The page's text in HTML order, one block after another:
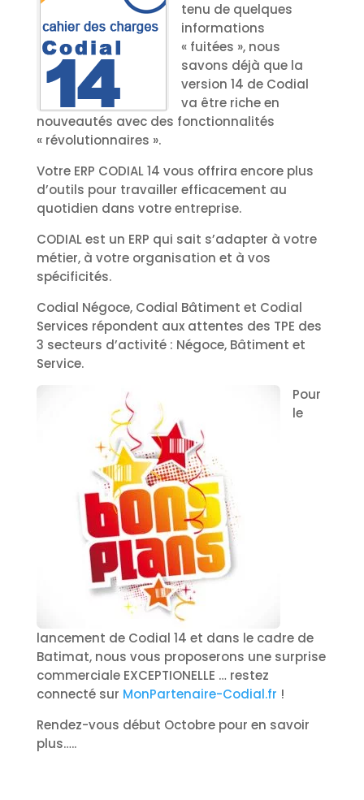
tenu de quelques
informations
« fuitées », nous
savons déjà que la
version 14 de Codial
va être riche en
nouveautés avec des fonctionnalités
« révolutionnaires ».
Votre ERP CODIAL 14 vous offrira encore plus
d’outils pour travailler efficacement au
quotidien dans votre entreprise.
CODIAL est un ERP qui sait s’adapter à votre
métier, à votre organisation et à vos
spécificités.
Codial Négoce, Codial Bâtiment et Codial
Services répondent aux attentes des TPE des
3 secteurs d’activité : Négoce, Bâtiment et
Service.
Pour
le
lancement de Codial 14 et dans le cadre de
Batimat, nous vous proposerons une surprise
commerciale EXCEPTIONELLE … restez
connecté sur MonPartenaire-Codial.fr !
Rendez-vous début Octobre pour en savoir
plus…..